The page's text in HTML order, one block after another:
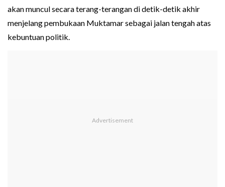
akan muncul secara terang-terangan di detik-detik akhir
menjelang pembukaan Muktamar sebagai jalan tengah atas
kebuntuan politik.